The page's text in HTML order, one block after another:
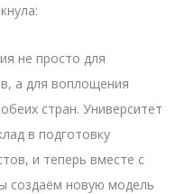
не просто для
а для воплощения
стран. Университет
в подготовку
и теперь вместе с
создаём новую модель